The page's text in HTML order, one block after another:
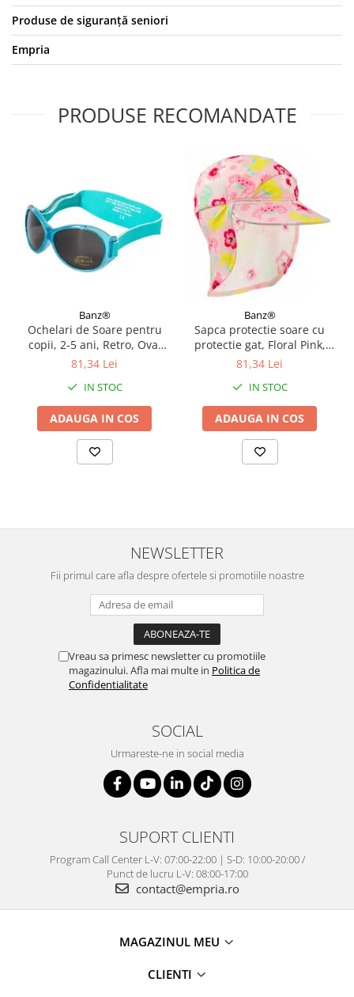
Produse de siguranță seniori
Empria
PRODUSE RECOMANDATE
Banz®
Ochelari de Soare pentru
copii, 2-5 ani, Retro, Oval
Aqua
81,34 Lei
IN STOC
ADAUGA IN COS
Banz®
Sapca protectie soare cu
protectie gat, Floral Pink,
Marimea M
81,34 Lei
IN STOC
ADAUGA IN COS
NEWSLETTER
Fii primul care afla despre ofertele si promotiile noastre
Vreau sa primesc newsletter cu promotiile
magazinului. Afla mai multe in Politica de
Confidentialitate
SOCIAL
Urmareste-ne in social media
SUPORT CLIENTI
Program Call Center L-V: 07:00-22:00 | S-D: 10:00-20:00 /
Punct de lucru L-V: 08:00-17:00
contact@empria.ro
MAGAZINUL MEU
CLIENTI